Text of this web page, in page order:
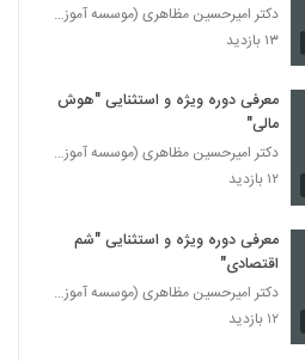
دکتر امیرحسین مظاهری (موسسه آموزش عالی ثروت آفرینا
۱۳ بازدید
معرفی دوره ویژه و استثنایی "هوش
مالی"
دکتر امیرحسین مظاهری (موسسه آموزش عالی ثروت آفرینا
۱۲ بازدید
معرفی دوره ویژه و استثنایی "شم
اقتصادی"
دکتر امیرحسین مظاهری (موسسه آموزش عالی ثروت آفرینا
۱۲ بازدید